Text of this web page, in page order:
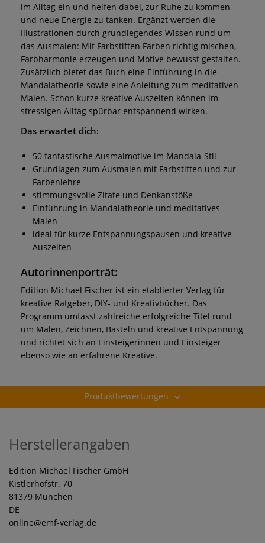
im Alltag ein und helfen dabei, zur Ruhe zu kommen
und neue Energie zu tanken. Ergänzt werden die
Illustrationen durch grundlegendes Wissen rund um
das Ausmalen: Mit Farbstiften Farben richtig mischen,
Farbharmonie erzeugen und Motive bewusst gestalten.
Zusätzlich bietet das Buch eine Einführung in die
Mandalatheorie sowie eine Anleitung zum meditativen
Malen. Schon kurze kreative Auszeiten können im
stressigen Alltag spürbar entspannend wirken.
Das erwartet dich:
50 fantastische Ausmalmotive im Mandala-Stil
Grundlagen zum Ausmalen mit Farbstiften und zur
Farbenlehre
stimmungsvolle Zitate und Denkanstöße
Einführung in Mandalatheorie und meditatives
Malen
ideal für kurze Entspannungspausen und kreative
Auszeiten
Autorinnenporträt:
Edition Michael Fischer ist ein etablierter Verlag für
kreative Ratgeber, DIY- und Kreativbücher. Das
Programm umfasst zahlreiche erfolgreiche Titel rund
um Malen, Zeichnen, Basteln und kreative Entspannung
und richtet sich an Einsteigerinnen und Einsteiger
ebenso wie an erfahrene Kreative.
Produktbewertungen
Herstellerangaben
Edition Michael Fischer GmbH
Kistlerhofstr. 70
81379 München
DE
online@emf-verlag.de